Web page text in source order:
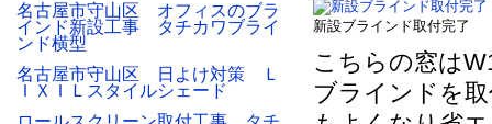
新設ブラインド取付完了
こちらの窓は
ブラインドを
名古屋市守山区 オフィスのブラ
インド新設工事 タチカワブライ
ンド横型
名古屋市守山区 日よけ対策 Ｌ
ＩＸＩＬスタイルシェード